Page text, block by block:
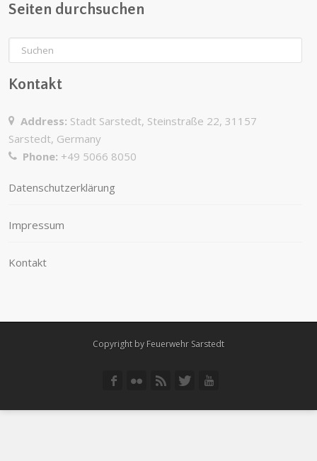
Seiten durchsuchen
Kontakt
Address: Stadt Sarstedt, Steinstraße 22, 31157
Sarstedt, Germany
Phone: +49 5066 8050
Datenschutzerklärung
Impressum
Kontakt
Copyright by Feuerwehr Sarstedt